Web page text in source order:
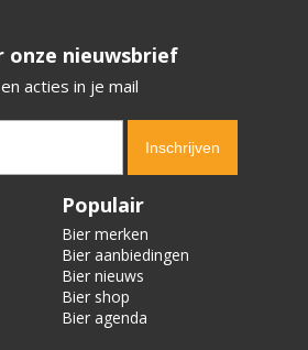
onze nieuwsbrief
acties in je mail
Populair
Bier merken
Bier aanbiedingen
Bier nieuws
Bier shop
Bier agenda